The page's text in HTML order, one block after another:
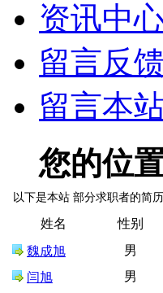
资讯中
留言反
留言本
您的位置
以下是本站 部分求职者的简
姓名 性别
魏成旭
男
闫旭
男